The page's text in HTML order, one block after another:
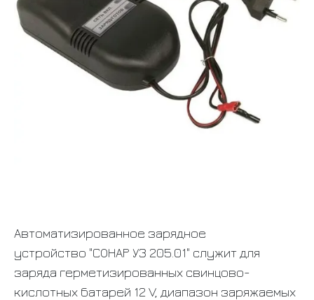
Автоматизированное зарядное
устройство "СОНАР УЗ 205.01" служит для
заряда герметизированных свинцово-
кислотных батарей 12 V, диапазон заряжаемых